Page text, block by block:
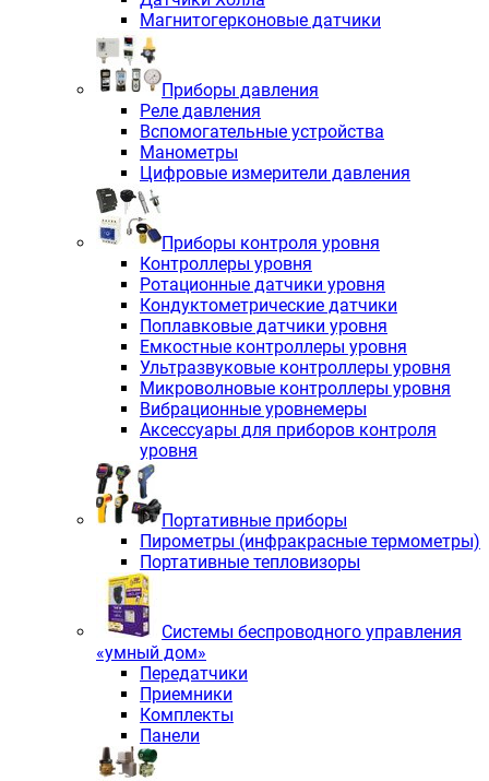
Магнитогерконовые датчики
Приборы давления
Реле давления
Вспомогательные устройства
Манометры
Цифровые измерители давления
Приборы контроля уровня
Контроллеры уровня
Ротационные датчики уровня
Кондуктометрические датчики
Поплавковые датчики уровня
Емкостные контроллеры уровня
Ультразвуковые контроллеры уровня
Микроволновые контроллеры уровня
Вибрационные уровнемеры
Аксессуары для приборов контроля
уровня
Портативные приборы
Пирометры (инфракрасные термометры)
Портативные тепловизоры
Системы беспроводного управления
«умный дом»
Передатчики
Приемники
Комплекты
Панели